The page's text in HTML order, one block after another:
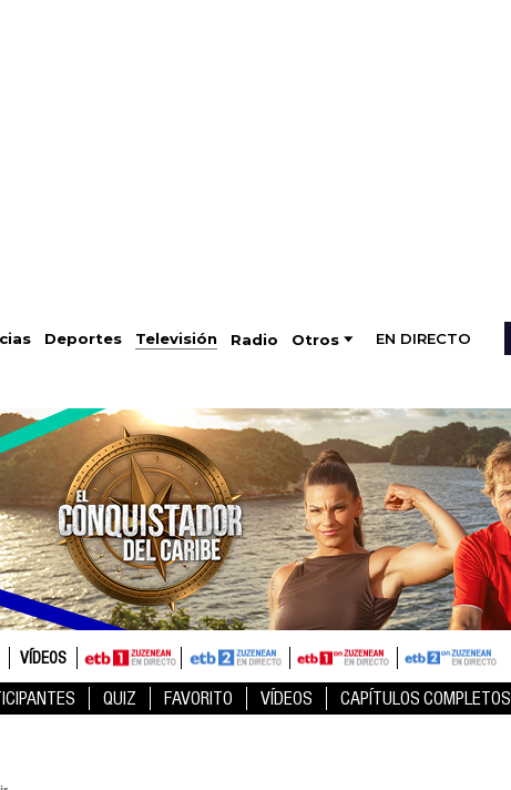
Deportes Televisión Radio Otros EN DIRECTO
VÍDEOS
QUIZ FAVORITO VÍDEOS CAPÍTULOS COMPLETOS